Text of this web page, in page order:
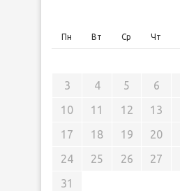
Пн Вт Ср Чт
3
4 5 6
10
11 12 13
17
18 19 20
24
25 26 27
31